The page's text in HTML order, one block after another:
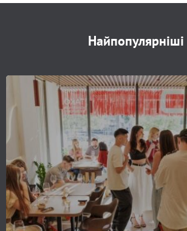
Найпопулярніші